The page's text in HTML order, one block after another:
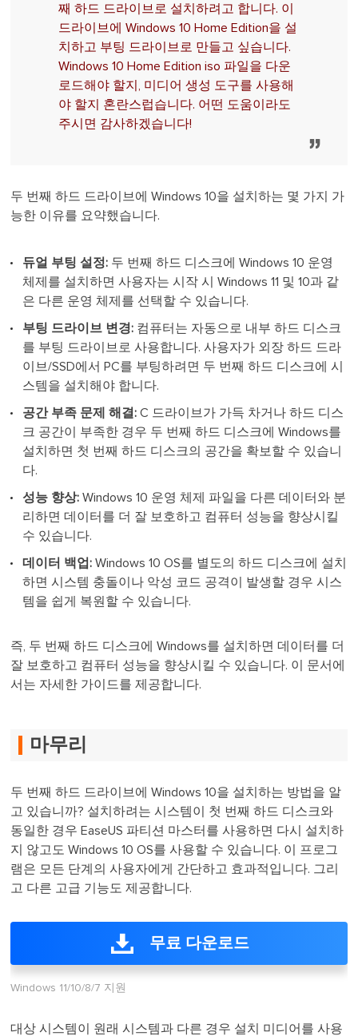
째 하드 드라이브로 설치하려고 합니다. 이
드라이브에 Windows 10 Home Edition을 설
치하고 부팅 드라이브로 만들고 싶습니다.
Windows 10 Home Edition iso 파일을 다운
로드해야 할지, 미디어 생성 도구를 사용해
야 할지 혼란스럽습니다. 어떤 도움이라도
주시면 감사하겠습니다!
두 번째 하드 드라이브에 Windows 10을 설치하는 몇 가지 가
능한 이유를 요약했습니다.
듀얼 부팅 설정: 두 번째 하드 디스크에 Windows 10 운영
체제를 설치하면 사용자는 시작 시 Windows 11 및 10과 같
은 다른 운영 체제를 선택할 수 있습니다.
부팅 드라이브 변경: 컴퓨터는 자동으로 내부 하드 디스크
를 부팅 드라이브로 사용합니다. 사용자가 외장 하드 드라
이브/SSD에서 PC를 부팅하려면 두 번째 하드 디스크에 시
스템을 설치해야 합니다.
공간 부족 문제 해결: C 드라이브가 가득 차거나 하드 디스
크 공간이 부족한 경우 두 번째 하드 디스크에 Windows를
설치하면 첫 번째 하드 디스크의 공간을 확보할 수 있습니
다.
성능 향상: Windows 10 운영 체제 파일을 다른 데이터와 분
리하면 데이터를 더 잘 보호하고 컴퓨터 성능을 향상시킬
수 있습니다.
데이터 백업: Windows 10 OS를 별도의 하드 디스크에 설치
하면 시스템 충돌이나 악성 코드 공격이 발생할 경우 시스
템을 쉽게 복원할 수 있습니다.
즉, 두 번째 하드 디스크에 Windows를 설치하면 데이터를 더
잘 보호하고 컴퓨터 성능을 향상시킬 수 있습니다. 이 문서에
서는 자세한 가이드를 제공합니다.
마무리
두 번째 하드 드라이브에 Windows 10을 설치하는 방법을 알
고 있습니까? 설치하려는 시스템이 첫 번째 하드 디스크와
동일한 경우 EaseUS 파티션 마스터를 사용하면 다시 설치하
지 않고도 Windows 10 OS를 사용할 수 있습니다. 이 프로그
램은 모든 단계의 사용자에게 간단하고 효과적입니다. 그리
고 다른 고급 기능도 제공합니다.
무료 다운로드
Windows 11/10/8/7 지원
대상 시스템이 원래 시스템과 다른 경우 설치 미디어를 사용